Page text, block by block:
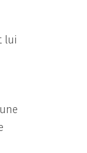
lui